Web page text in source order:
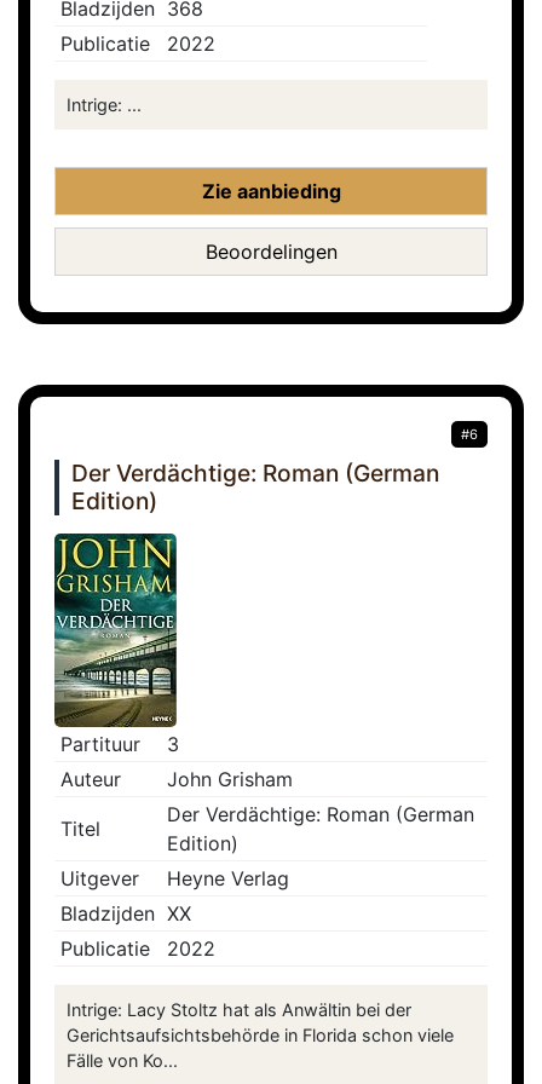
Bladzijden 368
Publicatie
2022
Intrige: ...
Zie aanbieding
Beoordelingen
#6
Der Verdächtige: Roman (German
Edition)
Partituur
3
Auteur
John Grisham
Titel
Der Verdächtige: Roman (German
Edition)
Uitgever
Heyne Verlag
Bladzijden XX
Publicatie
2022
Intrige: Lacy Stoltz hat als Anwältin bei der
Gerichtsaufsichtsbehörde in Florida schon viele
Fälle von Ko...